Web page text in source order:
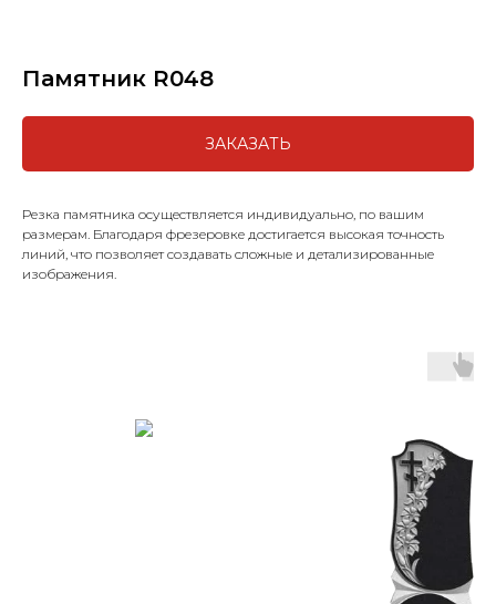
Памятник R048
ЗАКАЗАТЬ
Резка памятника осуществляется индивидуально, по вашим
размерам. Благодаря фрезеровке достигается высокая точность
линий, что позволяет создавать сложные и детализированные
изображения.